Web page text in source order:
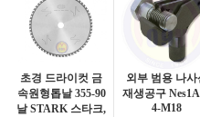
초경 드라이컷 금
속원형톱날 355-90
날 STARK 스타크,
외부 범용 나사
재생공구
4-M18